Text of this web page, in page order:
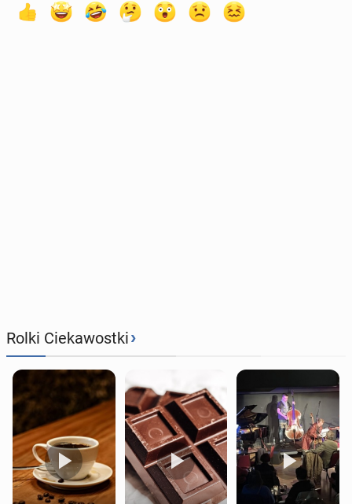
Rolki Ciekawostki›